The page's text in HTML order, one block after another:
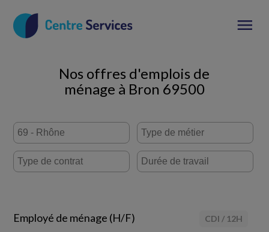
Nos offres d'emplois de
ménage à Bron 69500
Employé de ménage (H/F) CDI/ 12H